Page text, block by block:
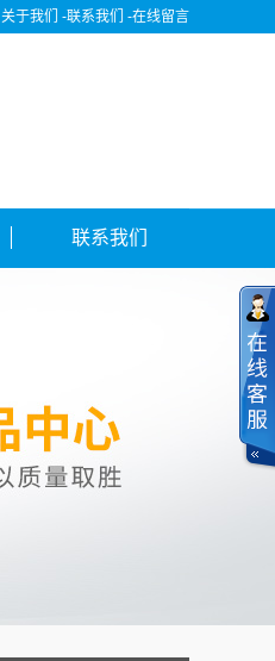
关于我们 -联系我们 -在线留言
联系我们